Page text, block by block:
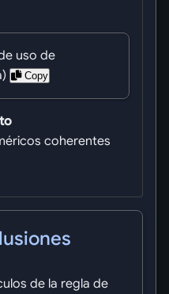
uso de
Copy
coherentes
de la regla de